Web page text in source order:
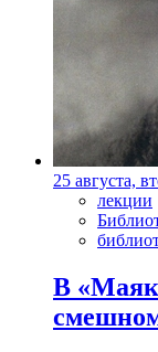
25 августа,
лекции
В